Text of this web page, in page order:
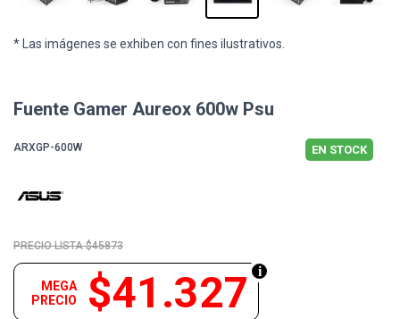
* Las imágenes se exhiben con fines ilustrativos.
Fuente Gamer Aureox 600w Psu
ARXGP-600W EN STOCK
$45873
$41.327
MEGA
PRECIO